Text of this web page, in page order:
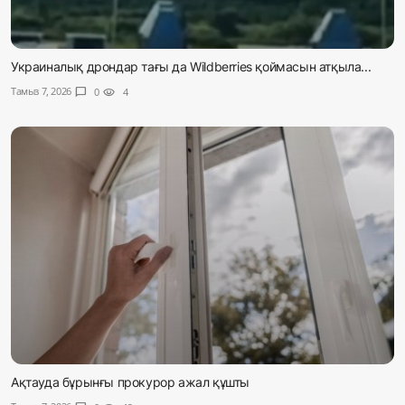
Украиналық дрондар тағы да Wildberries қоймасын атқыла...
Тамыз 7, 2026 chat_bubble 0 visibility 4
Ақтауда бұрынғы прокурор ажал құшты